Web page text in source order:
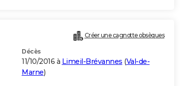
Créer une cagnotte obsèques
Décès
11/10/2016 à Limeil-Brévannes (Val-de-
Marne)